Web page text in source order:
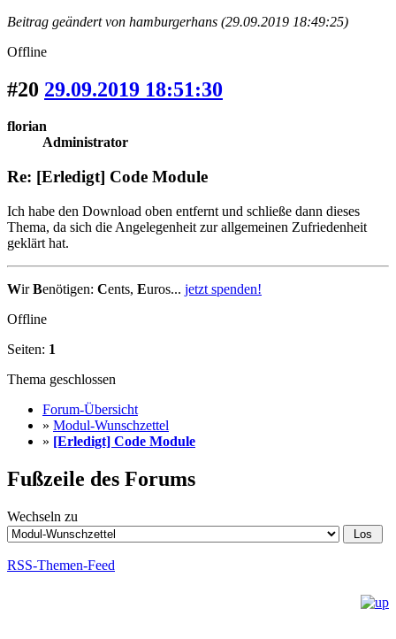
Beitrag geändert von hamburgerhans (29.09.2019 18:49:25)
Offline
#20 29.09.2019 18:51:30
florian
Administrator
Re: [Erledigt] Code Module
Ich habe den Download oben entfernt und schließe dann dieses
Thema, da sich die Angelegenheit zur allgemeinen Zufriedenheit
geklärt hat.
WirBenötigen: Cents, Euros... jetzt spenden!
Offline
Seiten: 1
Thema geschlossen
Forum-Übersicht
» Modul-Wunschzettel
» [Erledigt] Code Module
Fußzeile des Forums
Wechseln zu
RSS-Themen-Feed